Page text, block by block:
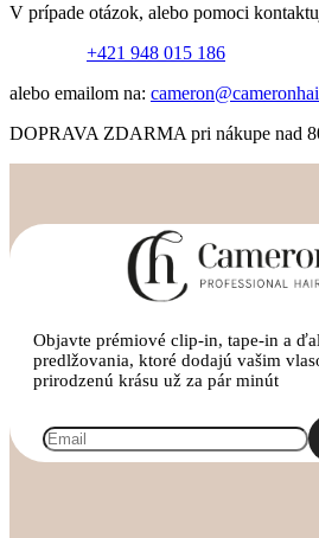
V prípade otázok, alebo pomoci
+421 948 015 186
alebo emailom na:
DOPRAVA ZDARMA pri nákupe nad
Objavte prémiové clip-in, tape-in a
predlžovania, ktoré dodajú vašim
prirodzenú krásu už za pár minút